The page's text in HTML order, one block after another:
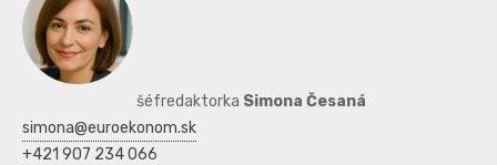
šéfredaktorka Simona Česaná
simona@euroekonom.sk
+421 907 234 066